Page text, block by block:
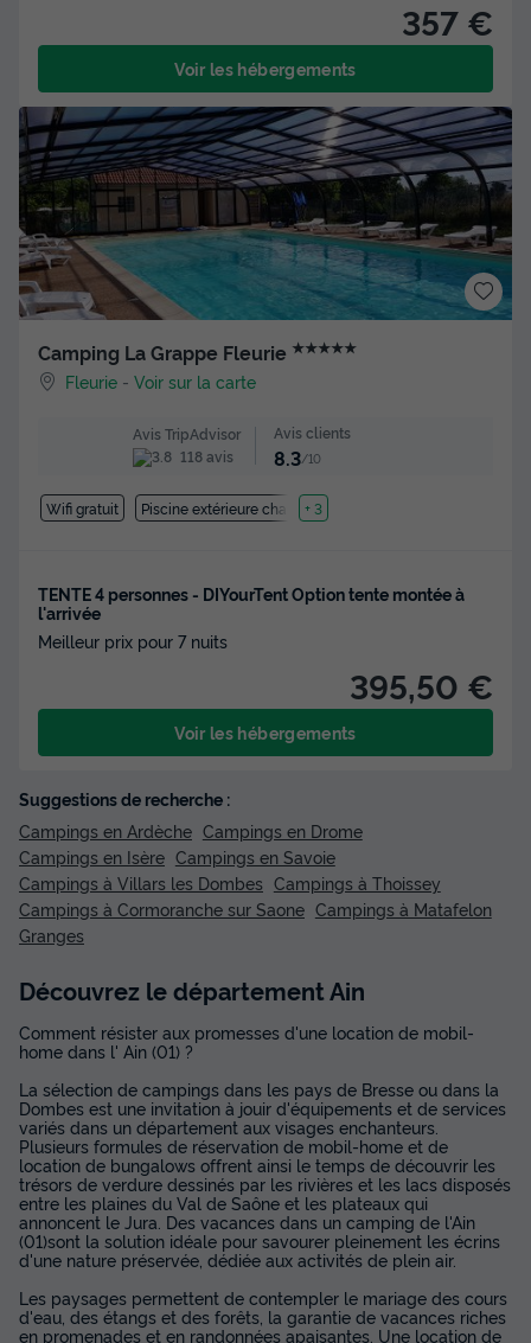
357 €
Voir les hébergements
Camping La Grappe Fleurie ★★★★★
Fleurie -Voir sur la carte
Avis TripAdvisor
118 avis
Avis clients
8.3/10
Wifi gratuit Piscine extérieure chauffée
+ 3
TENTE 4 personnes - DIYourTent Option tente montée à
l'arrivée
Meilleur prix pour 7 nuits
395,50 €
Voir les hébergements
Suggestions de recherche :
Campings en Ardèche Campings en Drome
Campings en Isère Campings en Savoie
Campings à Villars les Dombes Campings à Thoissey
Campings à Cormoranche sur Saone Campings à Matafelon
Granges
Découvrez le département Ain
Comment résister aux promesses d'une location de mobil-
home dans l' Ain (01) ?
La sélection de campings dans les pays de Bresse ou dans la
Dombes est une invitation à jouir d'équipements et de services
variés dans un département aux visages enchanteurs.
Plusieurs formules de réservation de mobil-home et de
location de bungalows offrent ainsi le temps de découvrir les
trésors de verdure dessinés par les rivières et les lacs disposés
entre les plaines du Val de Saône et les plateaux qui
annoncent le Jura. Des vacances dans un camping de l'Ain
(01)sont la solution idéale pour savourer pleinement les écrins
d'une nature préservée, dédiée aux activités de plein air.
Les paysages permettent de contempler le mariage des cours
d'eau, des étangs et des forêts, la garantie de vacances riches
en promenades et en randonnées apaisantes. Une location de